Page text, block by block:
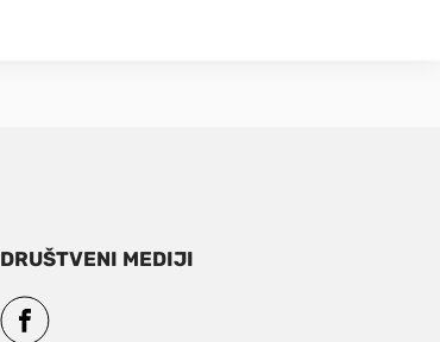
DRUŠTVENI MEDIJI